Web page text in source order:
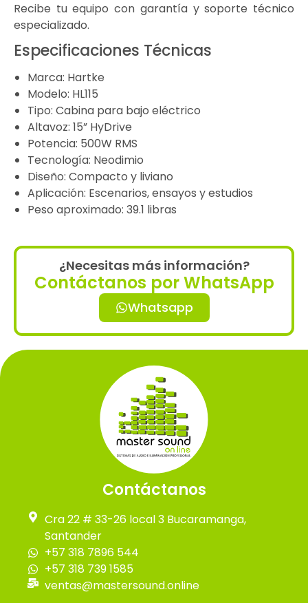
Recibe tu equipo con garantía y soporte técnico
especializado.
Especificaciones Técnicas
Marca: Hartke
Modelo: HL115
Tipo: Cabina para bajo eléctrico
Altavoz: 15” HyDrive
Potencia: 500W RMS
Tecnología: Neodimio
Diseño: Compacto y liviano
Aplicación: Escenarios, ensayos y estudios
Peso aproximado: 39.1 libras
¿Necesitas más información?
Contáctanos por WhatsApp
Whatsapp
Contáctanos
Cra 22 # 33-26 local 3 Bucaramanga,
Santander
+57 318 7896 544
+57 318 739 1585
ventas@mastersound.online